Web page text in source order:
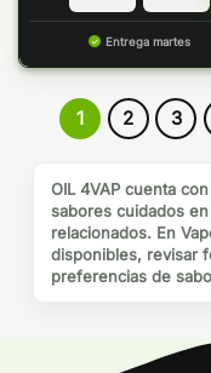
Entrega martes
1 2 3
OIL 4VAP cuenta
sabores cuidados
relacionados. En
disponibles, revisar
preferencias de